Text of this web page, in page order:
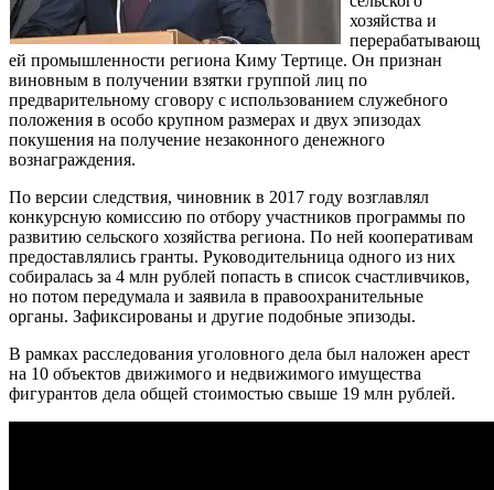
хозяйства и
перерабатывающ
ей промышленности региона Киму Тертице. Он признан
виновным в получении взятки группой лиц по
предварительному сговору с использованием служебного
положения в особо крупном размерах и двух эпизодах
покушения на получение незаконного денежного
вознаграждения.
По версии следствия, чиновник в 2017 году возглавлял
конкурсную комиссию по отбору участников программы по
развитию сельского хозяйства региона. По ней кооперативам
предоставлялись гранты. Руководительница одного из них
собиралась за 4 млн рублей попасть в список счастливчиков,
но потом передумала и заявила в правоохранительные
органы. Зафиксированы и другие подобные эпизоды.
В рамках расследования уголовного дела был наложен арест
на 10 объектов движимого и недвижимого имущества
фигурантов дела общей стоимостью свыше 19 млн рублей.